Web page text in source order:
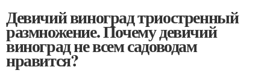
Девичий виноград триостренный
размножение. Почему девичий
виноград не всем садоводам
нравится?